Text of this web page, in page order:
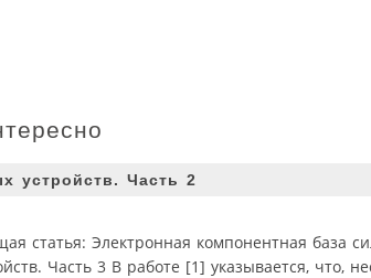
устройств. Часть 2
статья: Электронная компонентная база
Часть 3 В работе [1] указывается, что,